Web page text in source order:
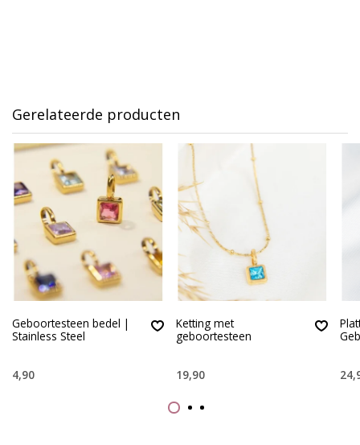
Gerelateerde producten
Geboortesteen bedel |
Stainless Steel
4,90
Ketting met
geboortesteen
19,90